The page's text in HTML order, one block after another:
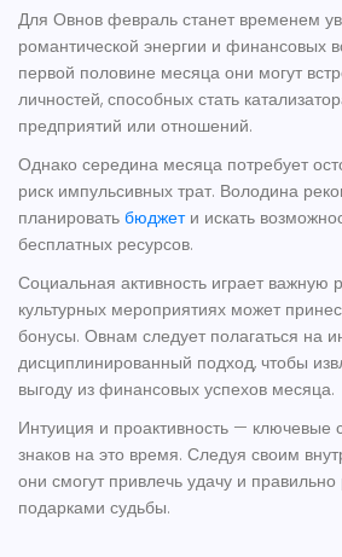
Для Овнов февраль станет временем
романтической энергии и финансовых
первой половине месяца они могут
личностей, способных стать
предприятий или отношений.
Однако середина месяца потребует
риск импульсивных трат. Володина
планировать бюджети искать
бесплатных ресурсов.
Социальная активность играет важную
культурных мероприятиях может
бонусы. Овнам следует полагаться на
дисциплинированный подход, чтобы
выгоду из финансовых успехов месяца.
Интуиция и проактивность — ключевые
знаков на это время. Следуя своим
они смогут привлечь удачу и правильно
подарками судьбы.